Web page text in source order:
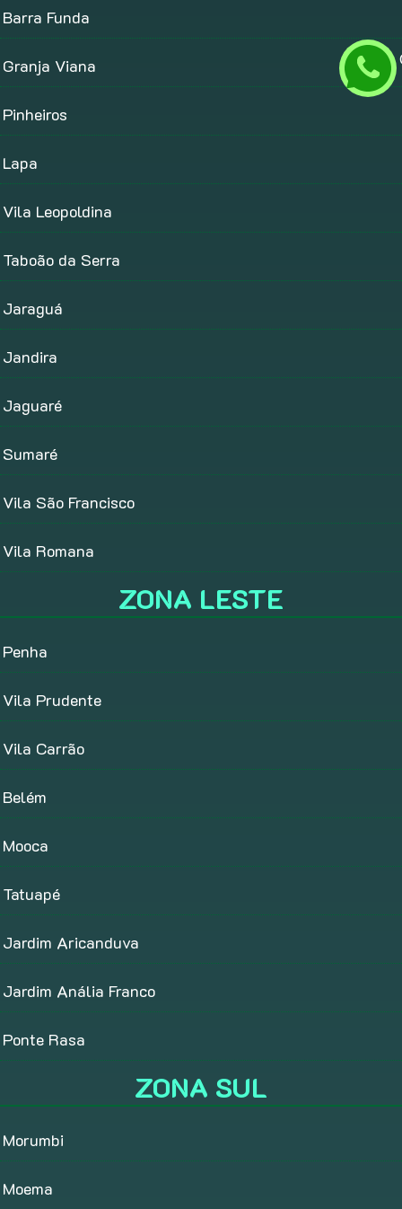
Barra Funda
Granja Viana
Pinheiros
Lapa
Vila Leopoldina
Taboão da Serra
Jaraguá
Jandira
Jaguaré
Sumaré
Vila São Francisco
Vila Romana
ZONA LESTE
Penha
Vila Prudente
Vila Carrão
Belém
Mooca
Tatuapé
Jardim Aricanduva
Jardim Anália Franco
Ponte Rasa
ZONA SUL
Morumbi
Moema